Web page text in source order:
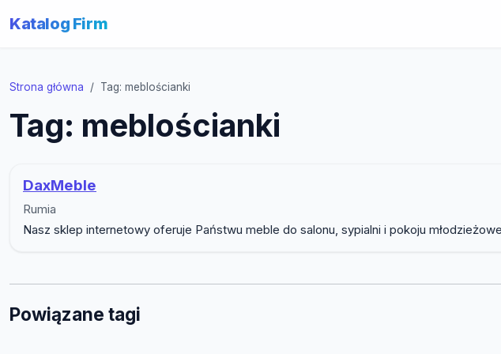
Katalog Firm
Strona główna Tag: meblościanki
Tag: meblościanki
DaxMeble
Rumia
Nasz sklep internetowy oferuje Państwu meble do salonu, sypialni i pokoju
Powiązane tagi